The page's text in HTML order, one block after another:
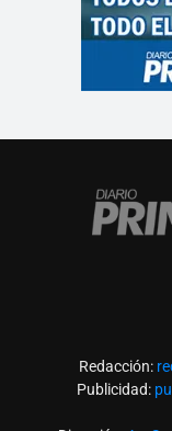
Redacción:
Publicidad: